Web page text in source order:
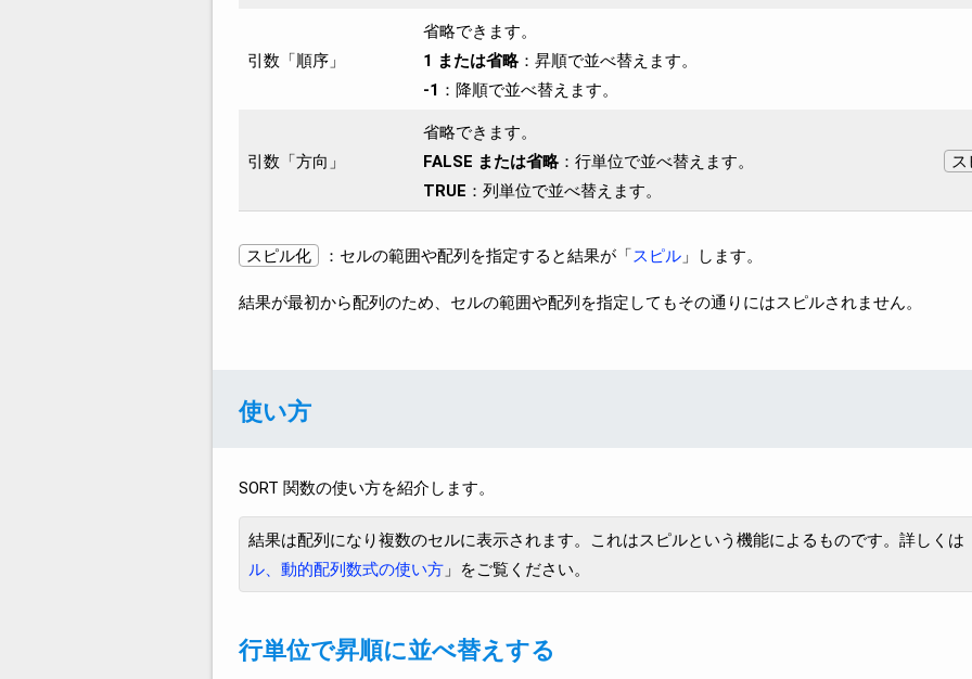
引数「順序」
省略できます。
1 または省略 ：昇順で並べ替えます。
-1 ：降順で並べ替えます。
引数「方向」
省略できます。
FALSE または省略 ：行単位で並べ替えます。
TRUE ：列単位で並べ替えます。
ス
スピル化 ：セルの範囲や配列を指定すると結果が「スピル 」します。
結果が最初から配列のため、セルの範囲や配列を指定してもその通りにはスピルされません。
使い方
SORT 関数の使い方を紹介します。
結果は配列になり複数のセルに表示されます。これはスピルという機能によるものです。詳しくは
ル、動的配列数式の使い方 」をご覧ください。
行単位で昇順に並べ替えする